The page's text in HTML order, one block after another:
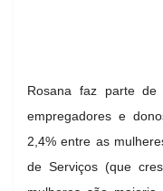
Rosana faz parte de
empregadores e
2,4% entre as
de Serviços (que